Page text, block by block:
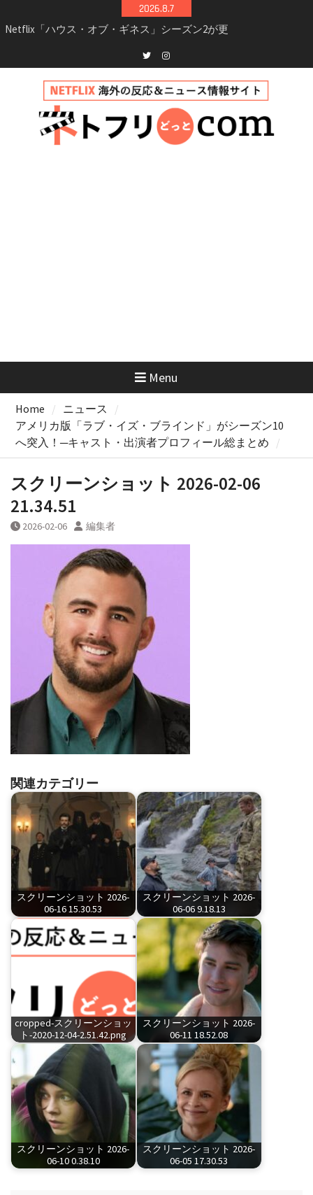
to
2026.8.7
Netflix「ハウス・オブ・ギネス」シーズン2が更
兄弟大騒動のコメディ映画「リトル・ブラザ
見どころまとめ
Netflix「アバター: 伝説の少年アン」シーズン2
完全ガイド｜キャスト・登場人物・あらすじ・
シーズン3最新情報
Twitterinstagram
Menu
Home
ニュース
アメリカ版「ラブ・イズ・ブラインド」がシーズン10
へ突入！─キャスト・出演者プロフィール総まとめ
スクリーンショット 2026-02-06
21.34.51
2026-02-06 編集者
関連カテゴリー
スクリーンショット 2026-
06-16 15.30.53
スクリーンショット 2026-
06-06 9.18.13
cropped-スクリーンショッ
ト-2020-12-04-2.51.42.png
スクリーンショット 2026-
06-11 18.52.08
スクリーンショット 2026-
06-10 0.38.10
スクリーンショット 2026-
06-05 17.30.53